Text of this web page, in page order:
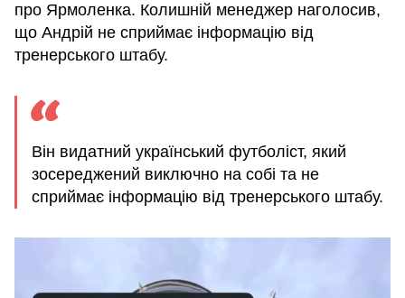
про Ярмоленка. Колишній менеджер наголосив,
що Андрій не сприймає інформацію від
тренерського штабу.
Він видатний український футболіст, який
зосереджений виключно на собі та не
сприймає інформацію від тренерського штабу.